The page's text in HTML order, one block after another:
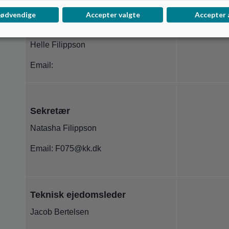
Helle Filippson
Email:
Sekretær
Natasha Filippson
Email: F075@kk.dk
Teknisk ejedomsleder
Jacob Bertelsen
Accepter valgte Accepter